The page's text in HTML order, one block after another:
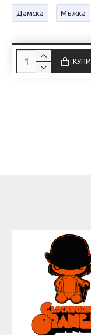
Дамска Мъжка
КУПИ